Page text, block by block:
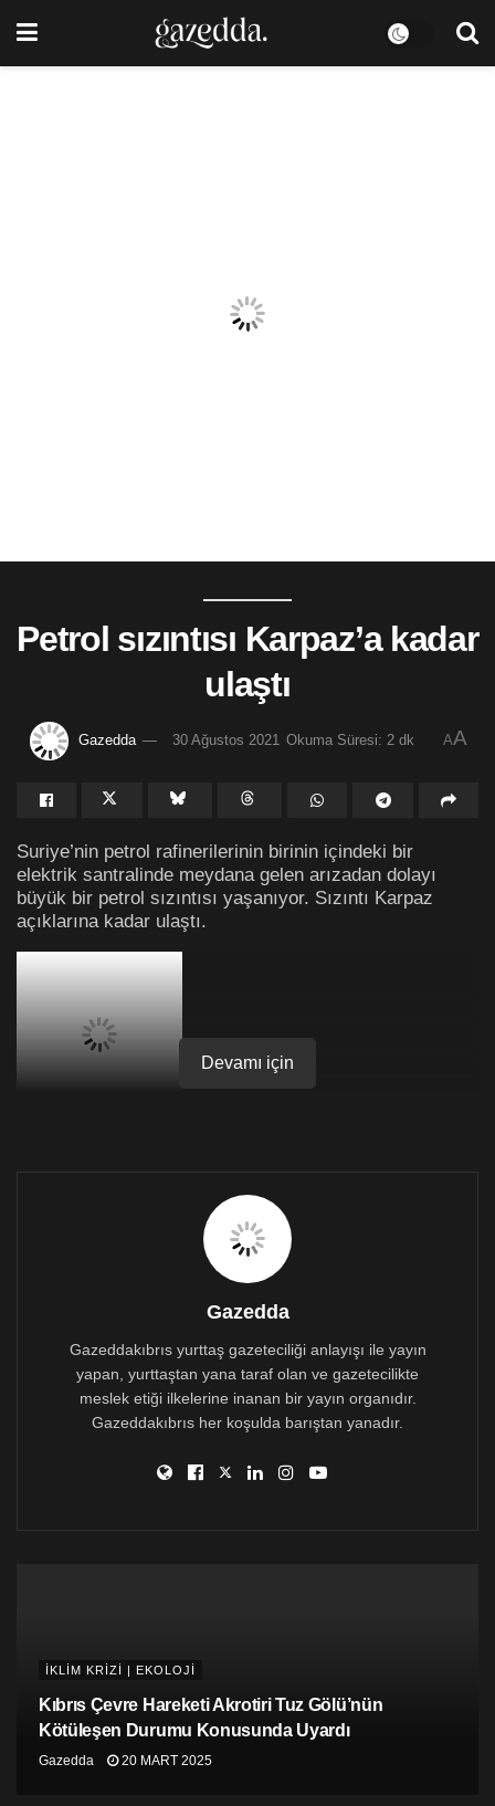
Petrol sızıntısı Karpaz’a kadar
ulaştı
Gazedda 30 Ağustos 2021 Okuma Süresi: 2 dk AA
Suriye’nin petrol rafinerilerinin birinin içindeki bir
elektrik santralinde meydana gelen arızadan dolayı
büyük bir petrol sızıntısı yaşanıyor. Sızıntı Karpaz
açıklarına kadar ulaştı.
petrol sızıntısının Akdeniz ülkelerinin kıyılarına
EOS Orbit’in Sentinel-1 kullanan yeni uydu görüntü
analizi, petrol sızıntısının beklenenden çok daha büyük
olduğunu ve neredeyse 1000 km2’lik bir alana
Devamı için
Gazedda
Gazeddakıbrıs yurttaş gazeteciliği anlayışı ile yayın
yapan, yurttaştan yana taraf olan ve gazetecilikte
meslek etiği ilkelerine inanan bir yayın organıdır.
Gazeddakıbrıs her koşulda barıştan yanadır.
İKLİM KRİZİ | EKOLOJİ
Kıbrıs Çevre Hareketi Akrotiri Tuz Gölü’nün
Kötüleşen Durumu Konusunda Uyardı
Gazedda 20 MART 2025